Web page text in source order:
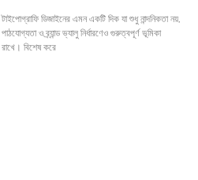
টাইপোগ্রাফি ডিজাইনের এমন একটি দিক যা শুধু নান্দনিকতা নয়,
পাঠযোগ্যতা ও ব্র্যান্ড ভ্যালু নির্ধারণেও গুরুত্বপূর্ণ ভূমিকা
রাখে। বিশেষ করে